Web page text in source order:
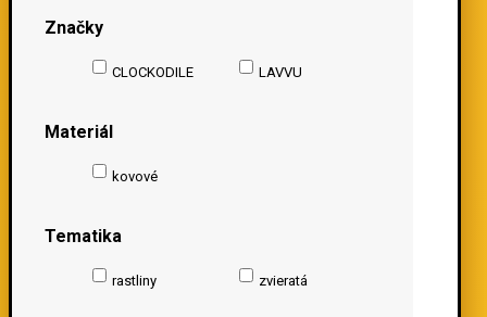
Značky
CLOCKODILE LAVVU
Materiál
kovové
Tematika
rastliny zvieratá